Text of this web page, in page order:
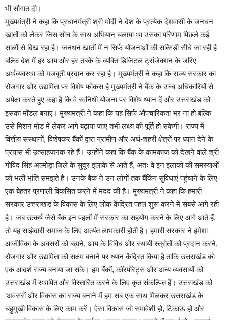
भी सौगात दी।
मुख्यमंत्री ने कहा कि प्रधानमंत्री श्री मोदी ने देश के प्रत्येक देशवासी के जनधन
खातों को लेकर जिस सोच के साथ अभियान चलाया था उसका परिणाम पिछले कई
सालों से दिख रहा है। जनधन खातों में न सिर्फ योजनाओं की सब्सिडी सीधे जा रही है
बल्कि देश में हर आय और हर तबके के व्यक्ति डिजिटल ट्रांजेक्शन के जरिए
अर्थव्यवस्था को मजबूती प्रदान कर रहा है। मुख्यमंत्री ने कहा कि राज्य सरकार का
रोजगार और उद्यमिता पर विशेष फोकस है मुख्यमंत्री ने बैंक के उच्च अधिकारियों से
अपेक्षा करते हुए कहा है कि वे स्वनिधी योजना पर विशेष ध्यान दें और उत्तराखंड को
इसका मॉडल बनाएं। मुख्यमंत्री ने कहा कि यह सिर्फ औपचारिकता भर ना हो बल्कि
उसे मिशन मोड में लेकर आगे बढ़ाया जाए तभी लक्ष्य की पूर्ति हो सकेगी। राज्य में
वित्तीय संस्थानों, विशेषकर बैंकों द्वारा ग्रामीण और अर्ध-शहरी क्षेत्रों पर ध्यान देने के
प्रयास भी उत्साहजनक रहे हैं। उन्होंने कहा कि बैंक के कामकाज को देखने वाले श्री
गोविंद सिंह अल्मोड़ा जिले के सुदूर इलाके से आते हैं, अतः वे इन इलाकों की समस्याओं
को भली भांति समझते हैं। उनके बैंक ने उन लोगों तक बैंकिंग सुविधाएं पहुंचाने के लिए
एक बेहतर प्रणाली विकसित करने में मदद की है। मुख्यमंत्री ने कहा कि हमारी
सरकार उत्तराखंड के विकास के लिए लोक केंद्रित पहल शुरू करने में सबसे आगे रही
है। जब उत्कर्ष जैसे बैंक इन पहलों में सरकार का सहयोग करने के लिए आगे आते हैं,
तो यह साझेदारी समाज के लिए अत्यंत लाभकारी होती है। हमारी सरकार ने हमेशा
आजीविका के अवसरों को बढ़ाने, आय के विविध और स्थायी स्त्रोतों को प्रदान करने,
रोजगार और उद्यमिता को सक्षम बनाने पर ध्यान केंद्रित किया है ताकि उत्तराखंड को
एक आदर्श राज्य बनाया जा सके। हम बैंकों, कॉरपोरेट्स और अन्य व्यवसायों को
उत्तराखंड में स्थापित और विस्तारित करने के लिए कृत संकल्पित हैं। उत्तराखंड को
’अवसरों और विकास का राज्य बनाने में हम सब एक साथ मिलकर उत्तराखंड के
चहुमुखी विकास के लिए काम करें। ऐसा विकास जो समावेशी हो, टिकाऊ हो और